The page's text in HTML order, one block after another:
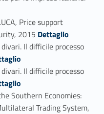
Price support
2015 Link identifier #identifier_person_16686-44
Dettaglio
divari. Il difficile processo
divari. Il difficile processo
Southern Economies:
Trading System,